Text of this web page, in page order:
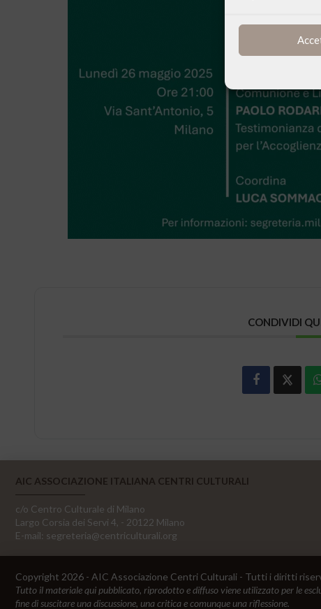
CONDIVIDI
AIC ASSOCIAZIONE ITALIANA CENTRI CULTURALI
c/o Centro Culturale di Milano
Largo Corsia dei Servi 4, - 20122 Milano
E-mail: segreteria@centriculturali.org
Copyright 2026 - AIC Associazione Centri Culturali - Tutti i diritti
Tutto il materiale qui pubblicato, riprodotto e diffuso viene utilizzato per le
fine di suscitare una discussione, una critica e comunque una riflessione.